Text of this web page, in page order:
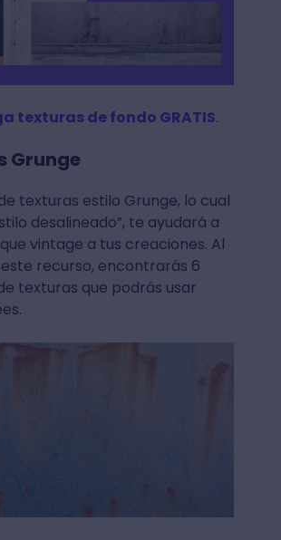
texturas de fondo GRATIS.
Grunge
texturas estilo Grunge, lo cual
desalineado”, te ayudará a
vintage a tus creaciones. Al
recurso, encontrarás 6
texturas que podrás usar